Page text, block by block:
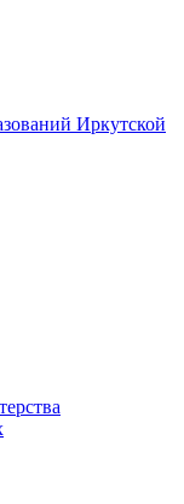
Иркутской